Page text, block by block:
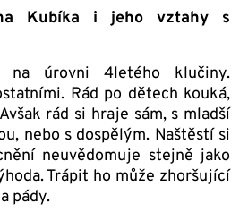
Kubíka i jeho vztahy s
na úrovni 4letého klučiny.
Rád po dětech kouká,
rád si hraje sám, s mladší
nebo s dospělým. Naštěstí si
neuvědomuje stejně jako
Trápit ho může zhoršující
pády.